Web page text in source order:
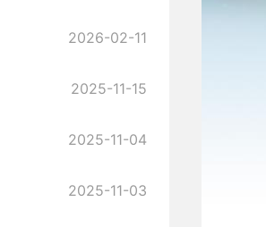
2026-02-11
2025-11-15
2025-11-04
2025-11-03